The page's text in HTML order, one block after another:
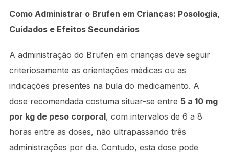
Como Administrar o Brufen em Crianças: Posologia,
Cuidados e Efeitos Secundários
A administração do Brufen em crianças deve seguir
criteriosamente as orientações médicas ou as
indicações presentes na bula do medicamento. A
dose recomendada costuma situar-se entre 5 a 10 mg
por kg de peso corporal, com intervalos de 6 a 8
horas entre as doses, não ultrapassando três
administrações por dia. Contudo, esta dose pode